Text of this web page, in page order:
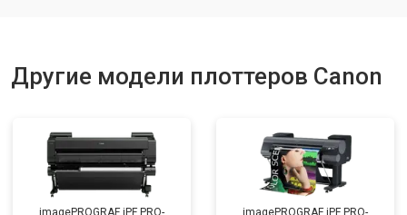
Другие модели плоттеров Canon
imagePROGRAF iPF PRO-
imagePROGRAF iPF PRO-